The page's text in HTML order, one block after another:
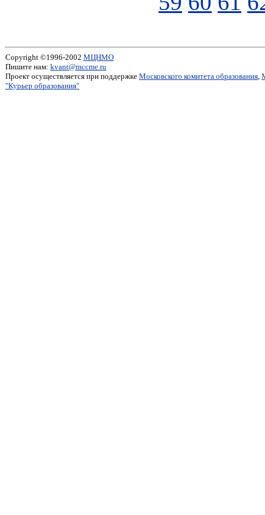
Copyright ©1996-2002 МЦНМО
Пишите нам: kvant@mccme.ru
Проект осуществляется при поддержке Московского комитета образования,
"Курьер образования"